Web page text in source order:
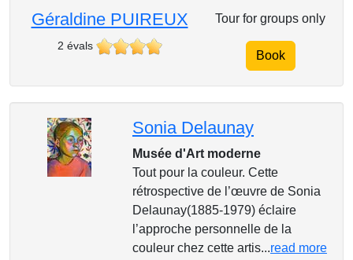
Géraldine PUIREUX
2 évals
Tour for groups only
Book
Sonia Delaunay
Musée d'Art moderne
Tout pour la couleur. Cette
rétrospective de l’œuvre de Sonia
Delaunay(1885-1979) éclaire
l’approche personnelle de la
couleur chez cette artis...read more